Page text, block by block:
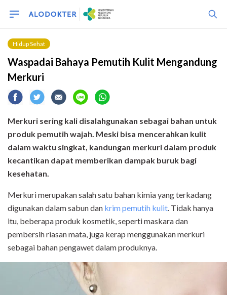
Hidup Sehat
Waspadai Bahaya Pemutih Kulit Mengandung
Merkuri
Merkuri sering kali disalahgunakan sebagai bahan untuk
produk pemutih wajah. Meski bisa mencerahkan kulit
dalam waktu singkat, kandungan merkuri dalam produk
kecantikan dapat memberikan dampak buruk bagi
kesehatan.
Merkuri merupakan salah satu bahan kimia yang terkadang
digunakan dalam sabun dan krim pemutih kulit. Tidak hanya
itu, beberapa produk kosmetik, seperti maskara dan
pembersih riasan mata, juga kerap menggunakan merkuri
sebagai bahan pengawet dalam produknya.